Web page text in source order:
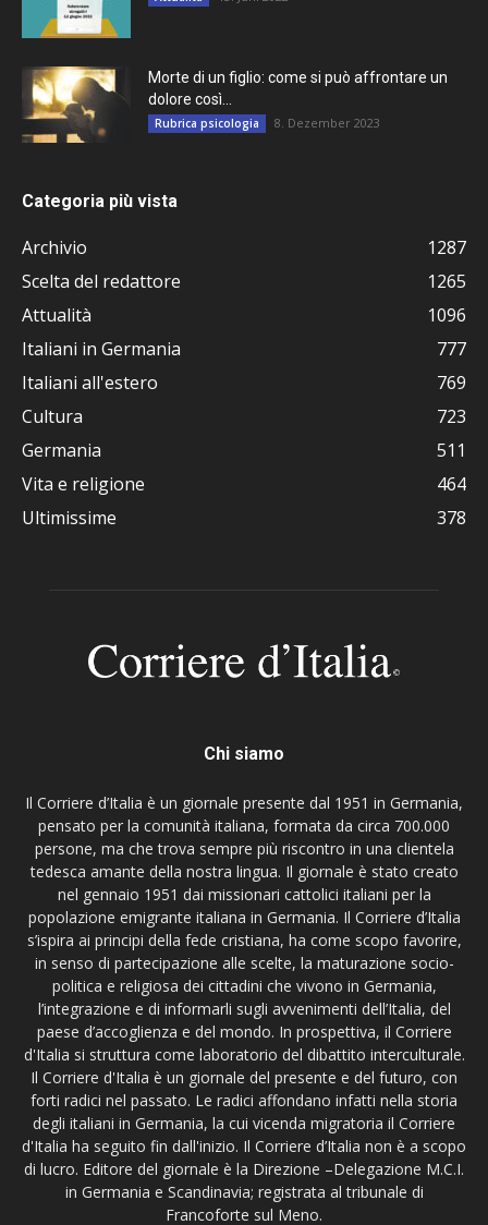
Morte di un figlio: come si può affrontare un
dolore così...
Rubrica psicologia 8. Dezember 2023
Categoria più vista
Archivio
1287
Scelta del redattore
1265
Attualità
1096
Italiani in Germania
777
Italiani all'estero
769
Cultura
723
Germania
511
Vita e religione
464
Ultimissime
378
Chi siamo
Il Corriere d’Italia è un giornale presente dal 1951 in Germania,
pensato per la comunità italiana, formata da circa 700.000
persone, ma che trova sempre più riscontro in una clientela
tedesca amante della nostra lingua. Il giornale è stato creato
nel gennaio 1951 dai missionari cattolici italiani per la
popolazione emigrante italiana in Germania. Il Corriere d’Italia
s’ispira ai principi della fede cristiana, ha come scopo favorire,
in senso di partecipazione alle scelte, la maturazione socio-
politica e religiosa dei cittadini che vivono in Germania,
l’integrazione e di informarli sugli avvenimenti dell’Italia, del
paese d’accoglienza e del mondo. In prospettiva, il Corriere
d'Italia si struttura come laboratorio del dibattito interculturale.
Il Corriere d'Italia è un giornale del presente e del futuro, con
forti radici nel passato. Le radici affondano infatti nella storia
degli italiani in Germania, la cui vicenda migratoria il Corriere
d'Italia ha seguito fin dall'inizio. Il Corriere d’Italia non è a scopo
di lucro. Editore del giornale è la Direzione –Delegazione M.C.I.
in Germania e Scandinavia; registrata al tribunale di
Francoforte sul Meno.